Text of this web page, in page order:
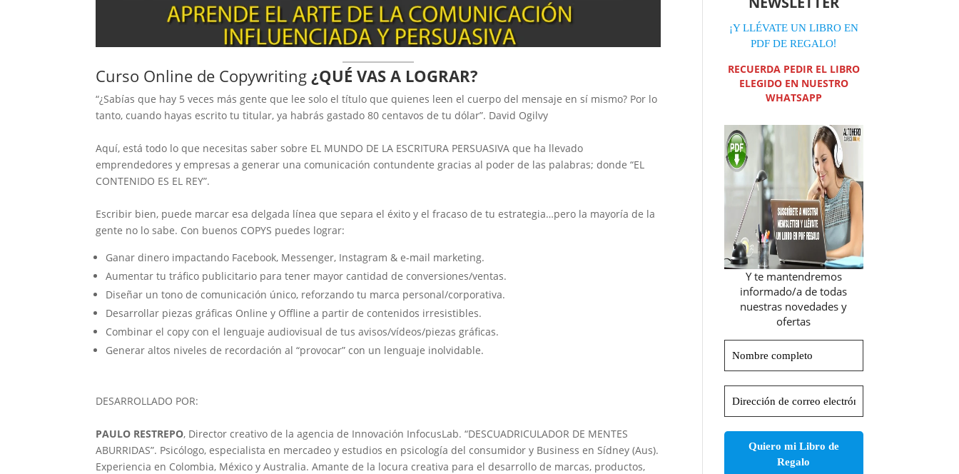
Curso Online de Copywriting ¿QUÉ VAS A LOGRAR?
“¿Sabías que hay 5 veces más gente que lee solo el título que quienes leen el cuerpo del mensaje en sí mismo? Por lo
tanto, cuando hayas escrito tu titular, ya habrás gastado 80 centavos de tu dólar”. David Ogilvy
Aquí, está todo lo que necesitas saber sobre EL MUNDO DE LA ESCRITURA PERSUASIVA que ha llevado
emprendedores y empresas a generar una comunicación contundente gracias al poder de las palabras; donde “EL
CONTENIDO ES EL REY”.
Escribir bien, puede marcar esa delgada línea que separa el éxito y el fracaso de tu estrategia…pero la mayoría de la
gente no lo sabe. Con buenos COPYS puedes lograr:
Ganar dinero impactando Facebook, Messenger, Instagram & e-mail marketing.
Aumentar tu tráfico publicitario para tener mayor cantidad de conversiones/ventas.
Diseñar un tono de comunicación único, reforzando tu marca personal/corporativa.
Desarrollar piezas gráficas Online y Offline a partir de contenidos irresistibles.
Combinar el copy con el lenguaje audiovisual de tus avisos/vídeos/piezas gráficas.
Generar altos niveles de recordación al “provocar” con un lenguaje inolvidable.
DESARROLLADO POR:
PAULO RESTREPO, Director creativo de la agencia de Innovación InfocusLab. “DESCUADRICULADOR DE MENTES
ABURRIDAS”. Psicólogo, especialista en mercadeo y estudios en psicología del consumidor y Business en Sídney (Aus).
Experiencia en Colombia, México y Australia. Amante de la locura creativa para el desarrollo de marcas, productos,
¡Y LLÉVATE UN LIBRO EN
PDF DE REGALO!
RECUERDA PEDIR EL LIBRO
ELEGIDO EN NUESTRO
WHATSAPP
Y te mantendremos
informado/a de todas
nuestras novedades y
ofertas
completo
de
correo
electrónico